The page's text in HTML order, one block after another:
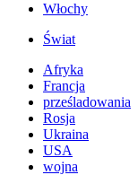
Włochy
Świat
Afryka
Francja
prześladowania
Rosja
Ukraina
USA
wojna